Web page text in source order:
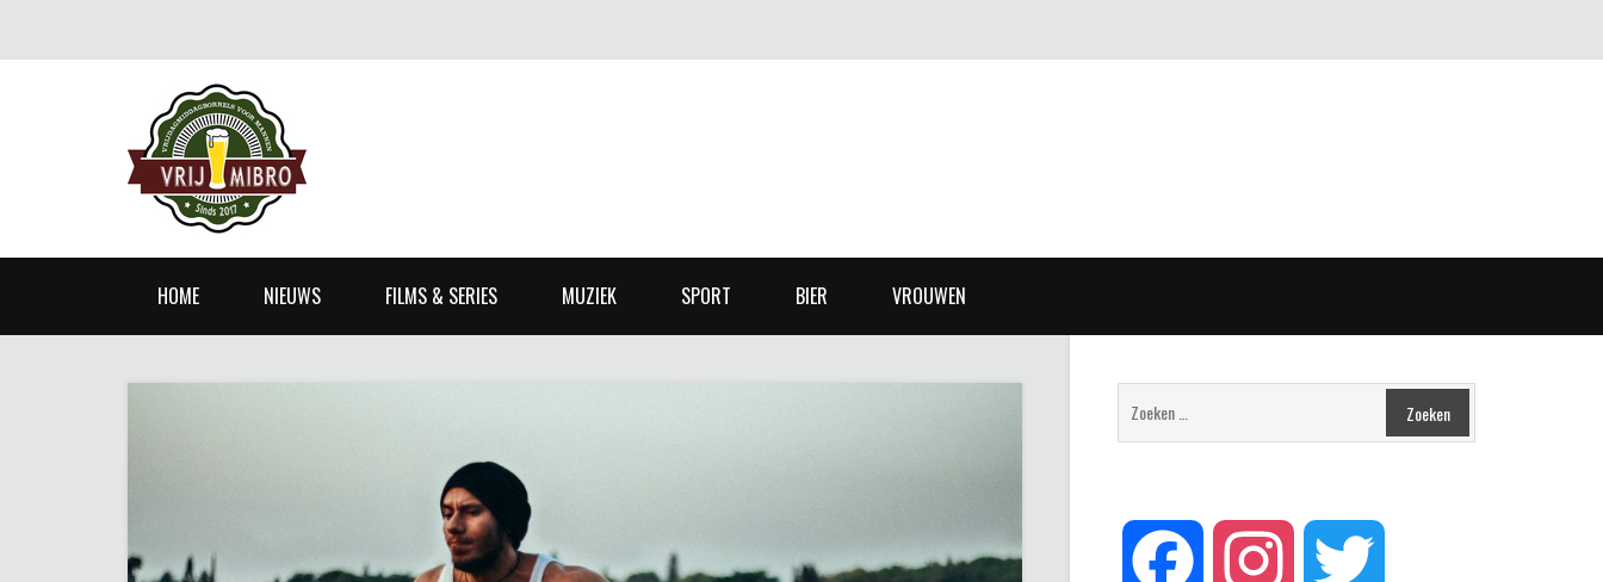
HOME NIEUWS FILMS & SERIES MUZIEK SPORT BIER VROUWEN
Facebook Instagram